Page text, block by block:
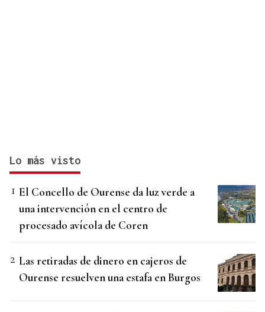
Lo más visto
El Concello de Ourense da luz verde a
una intervención en el centro de
procesado avícola de Coren
Las retiradas de dinero en cajeros de
Ourense resuelven una estafa en Burgos